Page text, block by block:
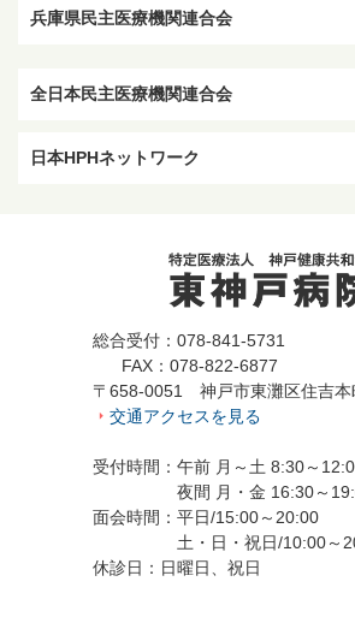
兵庫県民主医療機関連合会
全日本民主医療機関連合会
日本HPHネットワーク
総合受付：078-841-5731
FAX：078-822-6877
〒658-0051 神戸市東灘区住吉本
交通アクセスを見る
受付時間：午前 月～土 8:30～
夜間 月・金 16:30～
面会時間：平日/15:00～20:00
土・日・祝日/10:00～
休診日：日曜日、祝日